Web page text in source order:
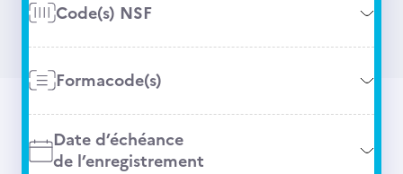
Code(s) NSF
Formacode(s)
Date d’échéance
de l’enregistrement